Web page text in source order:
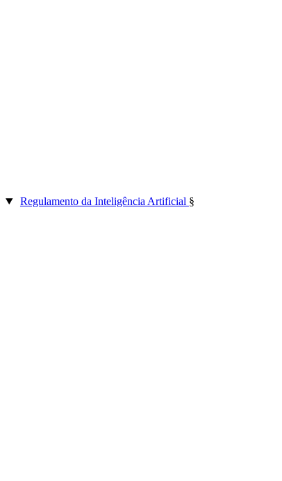
Regulamento da Inteligência Artificial §